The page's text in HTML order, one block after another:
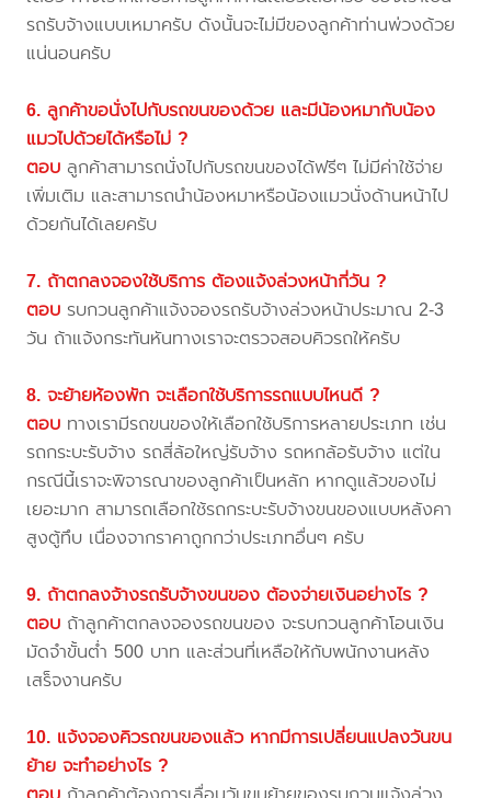
รถรับจ้างแบบเหมาครับ ดังนั้นจะไม่มีของลูกค้าท่านพ่วงด้วย
แน่นอนครับ
6. ลูกค้าขอนั่งไปกับรถขนของด้วย และมีน้องหมากับน้อง
แมวไปด้วยได้หรือไม่ ?
ตอบ ลูกค้าสามารถนั่งไปกับรถขนของได้ฟรีๆ ไม่มีค่าใช้จ่าย
เพิ่มเติม และสามารถนำน้องหมาหรือน้องแมวนั่งด้านหน้าไป
ด้วยกันได้เลยครับ
7. ถ้าตกลงจองใช้บริการ ต้องแจ้งล่วงหน้ากี่วัน ?
ตอบ รบกวนลูกค้าแจ้งจองรถรับจ้างล่วงหน้าประมาณ 2-3
วัน ถ้าแจ้งกระทันหันทางเราจะตรวจสอบคิวรถให้ครับ
8. จะย้ายห้องพัก จะเลือกใช้บริการรถแบบไหนดี ?
ตอบ ทางเรามีรถขนของให้เลือกใช้บริการหลายประเภท เช่น
รถกระบะรับจ้าง รถสี่ล้อใหญ่รับจ้าง รถหกล้อรับจ้าง แต่ใน
กรณีนี้เราจะพิจารณาของลูกค้าเป็นหลัก หากดูแล้วของไม่
เยอะมาก สามารถเลือกใช้รถกระบะรับจ้างขนของแบบหลังคา
สูงตู้ทึบ เนื่องจากราคาถูกกว่าประเภทอื่นๆ ครับ
9. ถ้าตกลงจ้างรถรับจ้างขนของ ต้องจ่ายเงินอย่างไร ?
ตอบ ถ้าลูกค้าตกลงจองรถขนของ จะรบกวนลูกค้าโอนเงิน
มัดจำขั้นต่ำ 500 บาท และส่วนที่เหลือให้กับพนักงานหลัง
เสร็จงานครับ
10. แจ้งจองคิวรถขนของแล้ว หากมีการเปลี่ยนแปลงวันขน
ย้าย จะทำอย่างไร ?